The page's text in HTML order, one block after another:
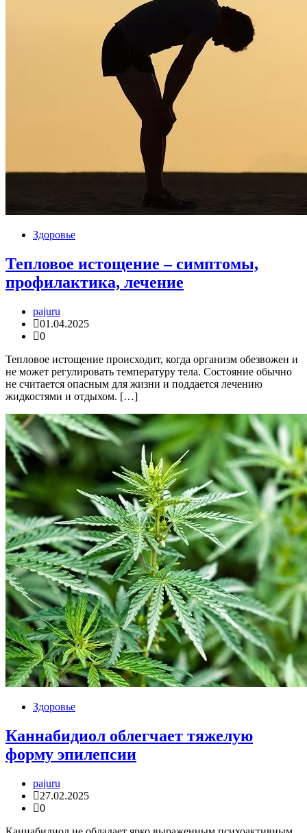
Здоровье
Тепловое истощение – симптомы,
профилактика, лечение
pajuru
01.04.2025
0
Тепловое истощение происходит, когда организм обезвожен и
не может регулировать температуру тела. Состояние обычно
не считается опасным для жизни и поддается лечению
жидкостями и отдыхом. […]
Здоровье
Каннабидиол облегчает тяжелую
форму эпилепсии
pajuru
27.02.2025
0